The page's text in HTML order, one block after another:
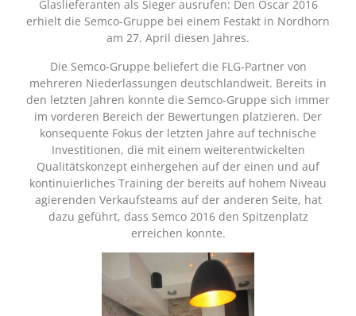
Glaslieferanten als Sieger ausrufen: Den Oscar 2016
erhielt die Semco-Gruppe bei einem Festakt in Nordhorn
am 27. April diesen Jahres.
Die Semco-Gruppe beliefert die FLG-Partner von
mehreren Niederlassungen deutschlandweit. Bereits in
den letzten Jahren konnte die Semco-Gruppe sich immer
im vorderen Bereich der Bewertungen platzieren. Der
konsequente Fokus der letzten Jahre auf technische
Investitionen, die mit einem weiterentwickelten
Qualitätskonzept einhergehen auf der einen und auf
kontinuierliches Training der bereits auf hohem Niveau
agierenden Verkaufsteams auf der anderen Seite, hat
dazu geführt, dass Semco 2016 den Spitzenplatz
erreichen konnte.